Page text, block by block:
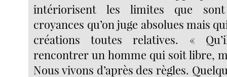
intériorisent les limites que
croyances qu’on juge absolues mais
créations toutes relatives. «
rencontrer un homme qui soit libre,
Nous vivons d’après des règles.